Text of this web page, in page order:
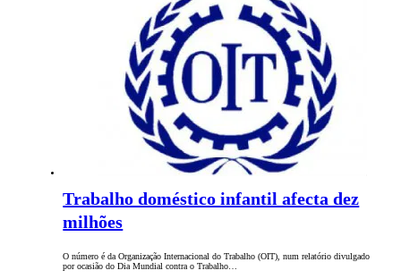
Trabalho doméstico infantil afecta dez
milhões
O número é da Organização Internacional do Trabalho (OIT), num relatório divulgado
por ocasião do Dia Mundial contra o Trabalho…